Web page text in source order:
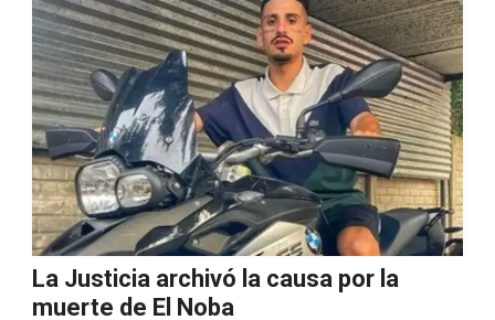
La Justicia archivó la causa por la
muerte de El Noba